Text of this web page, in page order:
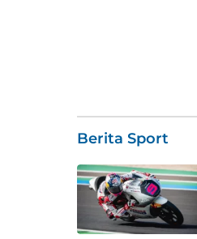
Berita Sport